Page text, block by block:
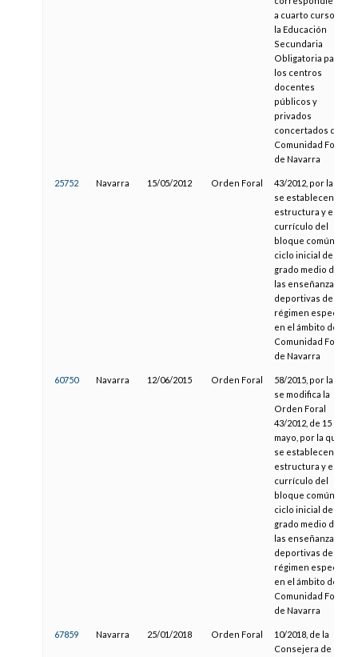
a cuarto curso de
la Educación
Secundaria
Obligatoria para
los centros
docentes
públicos y
privados
concertados de la
Comunidad Foral
de Navarra
25752 Navarra 15/05/2012 Orden Foral
43/2012, por la que
se establecen la
estructura y el
currículo del
bloque común del
ciclo inicial de
grado medio de
las enseñanzas
deportivas de
régimen especial
en el ámbito de la
Comunidad Foral
de Navarra
60750 Navarra 12/06/2015 Orden Foral
58/2015, por la que
se modifica la
Orden Foral
43/2012, de 15 de
mayo, por la que
se establecen la
estructura y el
currículo del
bloque común del
ciclo inicial de
grado medio de
las enseñanzas
deportivas de
régimen especial
en el ámbito de la
Comunidad Foral
de Navarra
67859 Navarra 25/01/2018 Orden Foral
10/2018, de la
Consejera de